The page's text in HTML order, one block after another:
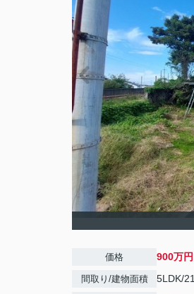
価格 900万円
間取り/建物面積 5LDK/